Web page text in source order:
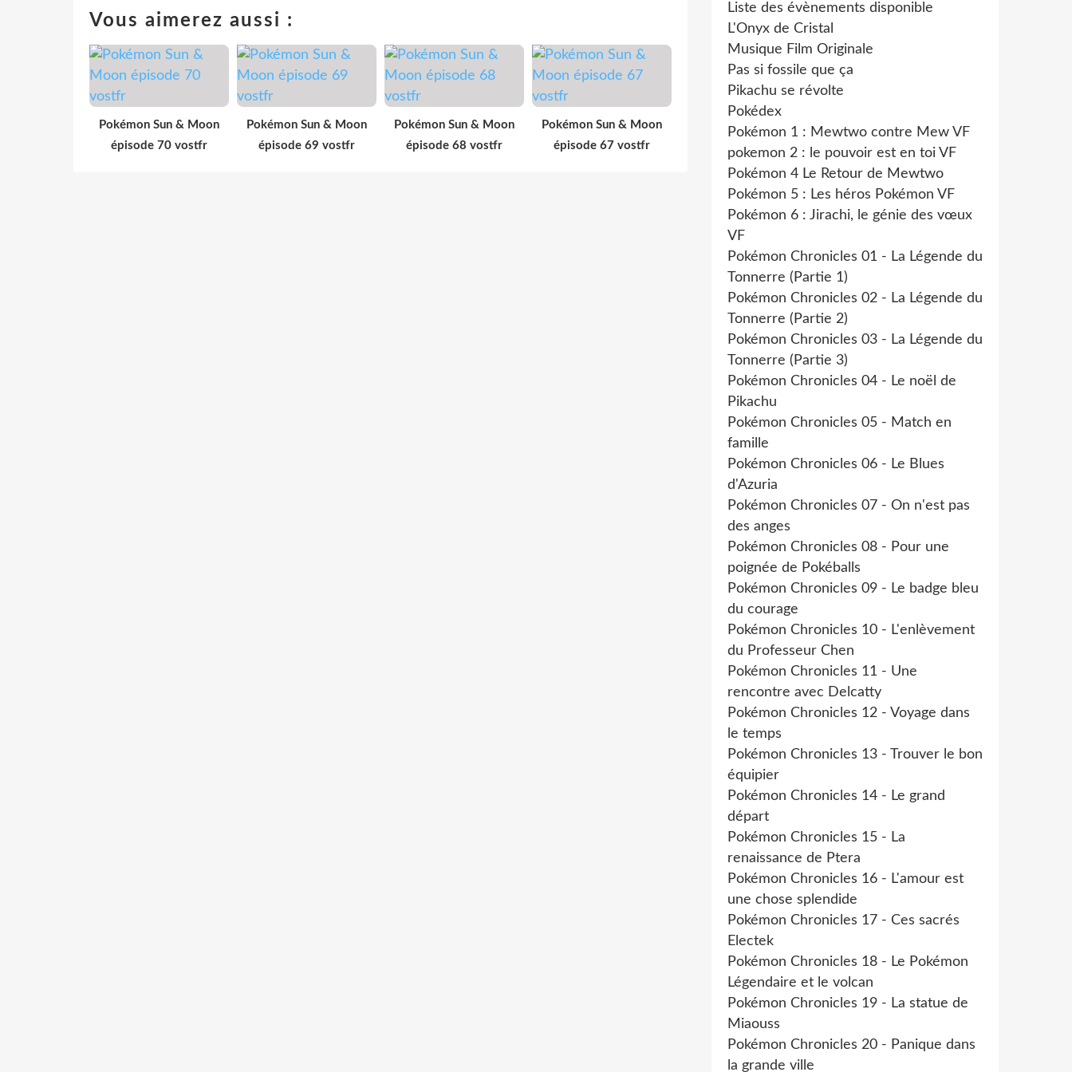
Vous aimerez aussi :
Pokémon Sun & Moon
épisode 70 vostfr
Pokémon Sun & Moon
épisode 69 vostfr
Pokémon Sun & Moon
épisode 68 vostfr
Pokémon Sun & Moon
épisode 67 vostfr
Liste des évènements disponible
L'Onyx de Cristal
Musique Film Originale
Pas si fossile que ça
Pikachu se révolte
Pokédex
Pokémon 1 : Mewtwo contre Mew VF
pokemon 2 : le pouvoir est en toi VF
Pokémon 4 Le Retour de Mewtwo
Pokémon 5 : Les héros Pokémon VF
Pokémon 6 : Jirachi, le génie des vœux
VF
Pokémon Chronicles 01 - La Légende du
Tonnerre (Partie 1)
Pokémon Chronicles 02 - La Légende du
Tonnerre (Partie 2)
Pokémon Chronicles 03 - La Légende du
Tonnerre (Partie 3)
Pokémon Chronicles 04 - Le noël de
Pikachu
Pokémon Chronicles 05 - Match en
famille
Pokémon Chronicles 06 - Le Blues
d'Azuria
Pokémon Chronicles 07 - On n'est pas
des anges
Pokémon Chronicles 08 - Pour une
poignée de Pokéballs
Pokémon Chronicles 09 - Le badge bleu
du courage
Pokémon Chronicles 10 - L'enlèvement
du Professeur Chen
Pokémon Chronicles 11 - Une
rencontre avec Delcatty
Pokémon Chronicles 12 - Voyage dans
le temps
Pokémon Chronicles 13 - Trouver le bon
équipier
Pokémon Chronicles 14 - Le grand
départ
Pokémon Chronicles 15 - La
renaissance de Ptera
Pokémon Chronicles 16 - L'amour est
une chose splendide
Pokémon Chronicles 17 - Ces sacrés
Electek
Pokémon Chronicles 18 - Le Pokémon
Légendaire et le volcan
Pokémon Chronicles 19 - La statue de
Miaouss
Pokémon Chronicles 20 - Panique dans
la grande ville